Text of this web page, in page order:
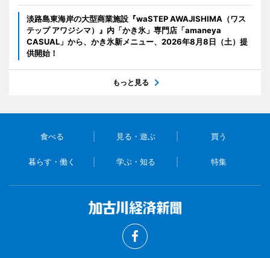
淡路島東海岸の大型商業施設『waSTEP AWAJISHIMA（ワス
テップ アワジシマ）』内「かき氷」専門店「amaneya
CASUAL」から、かき氷新メニュー、2026年8月8日（土）提
供開始！
もっと見る
食べる 見る・遊ぶ 買う
暮らす・働く 学ぶ・知る 特集